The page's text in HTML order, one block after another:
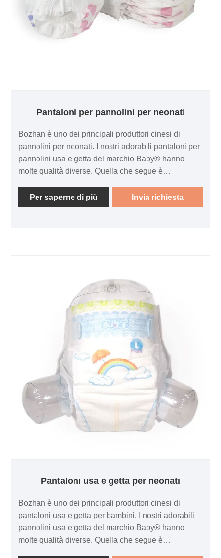
Pantaloni per pannolini per neonati
Bozhan è uno dei principali produttori cinesi di
pannolini per neonati. I nostri adorabili pantaloni per
pannolini usa e getta del marchio Baby® hanno
molte qualità diverse. Quella che segue è
nella speranza di aiutarti a comprendere meglio i
pannolini usa e getta. Benvenuto ai nuovi e vecchi
vendita professionali ti daranno una risposta
tempestiva. Penso che possiamo soddisfare le
vostre esigenze personalizzate
Per saperne di più Invia richiesta
Pantaloni usa e getta per neonati
Bozhan è uno dei principali produttori cinesi di
pantaloni usa e getta per bambini. I nostri adorabili
pannolini usa e getta del marchio Baby® hanno
molte qualità diverse. Quella che segue è